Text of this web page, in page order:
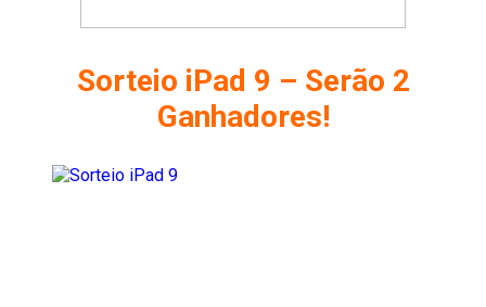
Sorteio iPad 9 – Serão 2
Ganhadores!